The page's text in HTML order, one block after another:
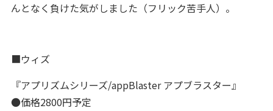
んとなく負けた気がしました（フリック苦手人）。
■ウィズ
『アプリズムシリーズ/appBlaster アプブラスター』
●価格2800円予定